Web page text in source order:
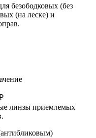
безободковых (без
(на леске) и
линзы приемлемых